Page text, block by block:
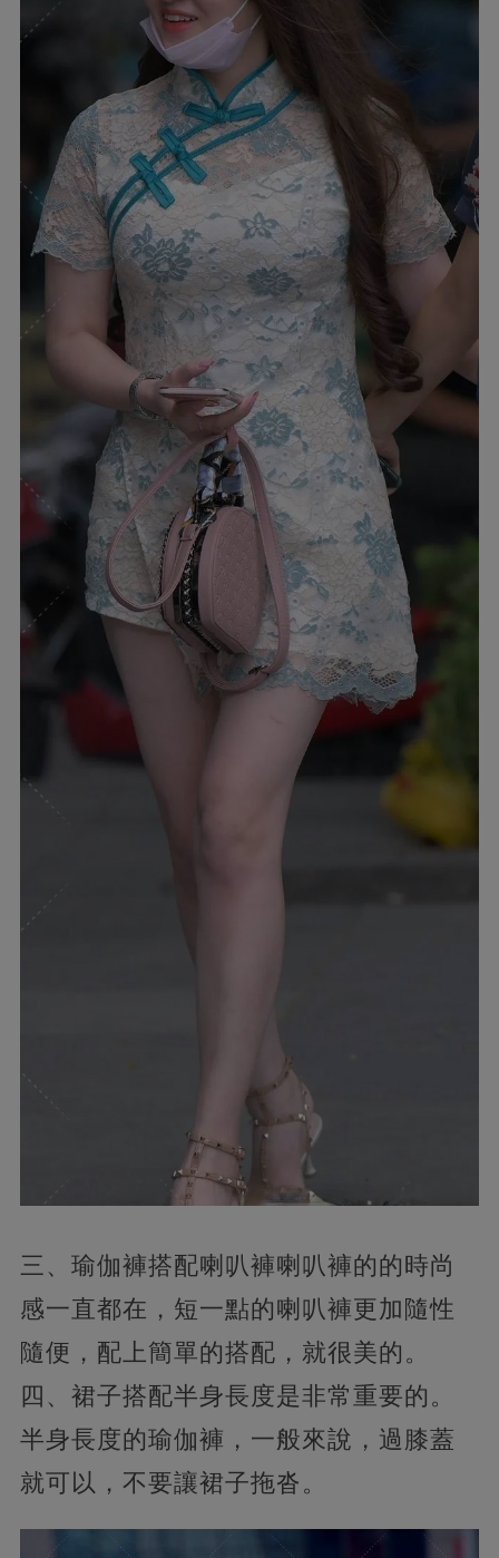
三、瑜伽褲搭配喇叭褲喇叭褲的的時尚
感一直都在，短一點的喇叭褲更加隨性
隨便，配上簡單的搭配，就很美的。
四、裙子搭配半身長度是非常重要的。
半身長度的瑜伽褲，一般來說，過膝蓋
就可以，不要讓裙子拖沓。